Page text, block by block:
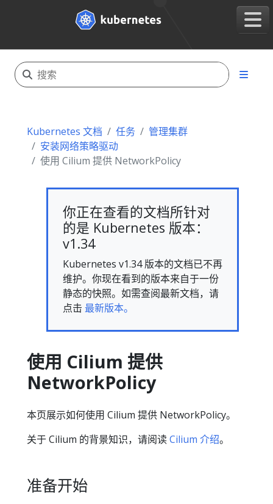
Kubernetes 文档 任务
管理集群
安装网络策略驱动
使用 Cilium 提供 NetworkPolicy
你正在查看的文档所针对
的是 Kubernetes 版本：
v1.34
Kubernetes v1.34 版本的文档已不再
维护。你现在看到的版本来自于一份
静态的快照。如需查阅最新文档，请
点击 最新版本。
使用 Cilium 提供
NetworkPolicy
本页展示如何使用 Cilium 提供 NetworkPolicy。
关于 Cilium 的背景知识，请阅读Cilium 介绍。
准备开始